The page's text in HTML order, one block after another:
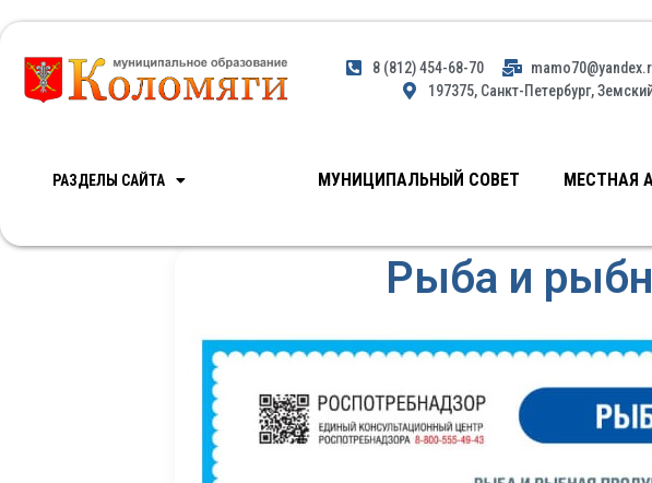
8 (812) 454-68-70
197375, Санкт-Петербург,
РАЗДЕЛЫ САЙТА МУНИЦИПАЛЬНЫЙ СОВЕТ МЕСТНАЯ
Рыба и